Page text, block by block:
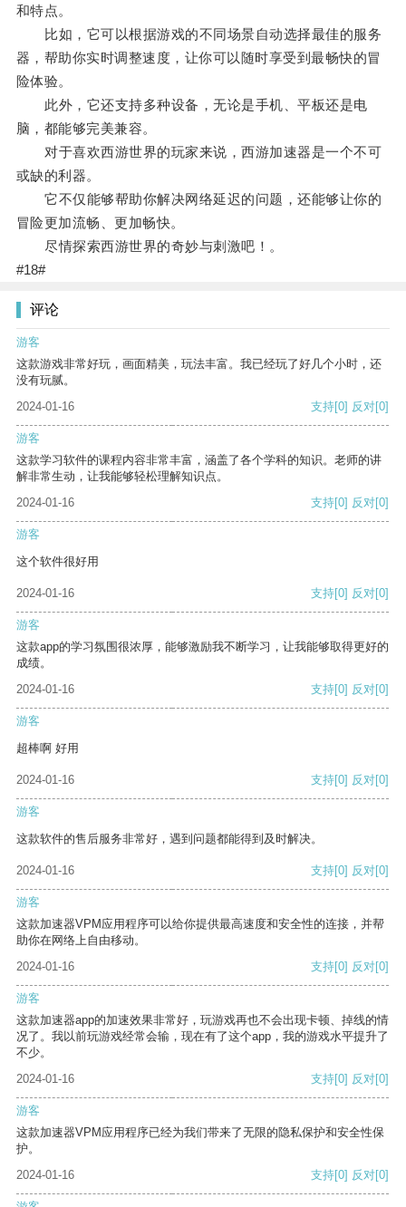
和特点。
比如，它可以根据游戏的不同场景自动选择最佳的服务
器，帮助你实时调整速度，让你可以随时享受到最畅快的冒
险体验。
此外，它还支持多种设备，无论是手机、平板还是电
脑，都能够完美兼容。
对于喜欢西游世界的玩家来说，西游加速器是一个不可
或缺的利器。
它不仅能够帮助你解决网络延迟的问题，还能够让你的
冒险更加流畅、更加畅快。
尽情探索西游世界的奇妙与刺激吧！。
#18#
评论
游客
这款游戏非常好玩，画面精美，玩法丰富。我已经玩了好几个小时，还
没有玩腻。
2024-01-16
支持[0] 反对[0]
游客
这款学习软件的课程内容非常丰富，涵盖了各个学科的知识。老师的讲
解非常生动，让我能够轻松理解知识点。
2024-01-16
支持[0] 反对[0]
游客
这个软件很好用
2024-01-16 支持[0] 反对[0]
游客
这款app的学习氛围很浓厚，能够激励我不断学习，让我能够取得更好的
成绩。
2024-01-16
支持[0] 反对[0]
游客
超棒啊 好用
2024-01-16 支持[0] 反对[0]
游客
这款软件的售后服务非常好，遇到问题都能得到及时解决。
2024-01-16 支持[0] 反对[0]
游客
这款加速器VPM应用程序可以给你提供最高速度和安全性的连接，并帮
助你在网络上自由移动。
2024-01-16
支持[0] 反对[0]
游客
这款加速器app的加速效果非常好，玩游戏再也不会出现卡顿、掉线的情
况了。我以前玩游戏经常会输，现在有了这个app，我的游戏水平提升了
不少。
2024-01-16
支持[0] 反对[0]
游客
这款加速器VPM应用程序已经为我们带来了无限的隐私保护和安全性保
护。
2024-01-16
支持[0] 反对[0]